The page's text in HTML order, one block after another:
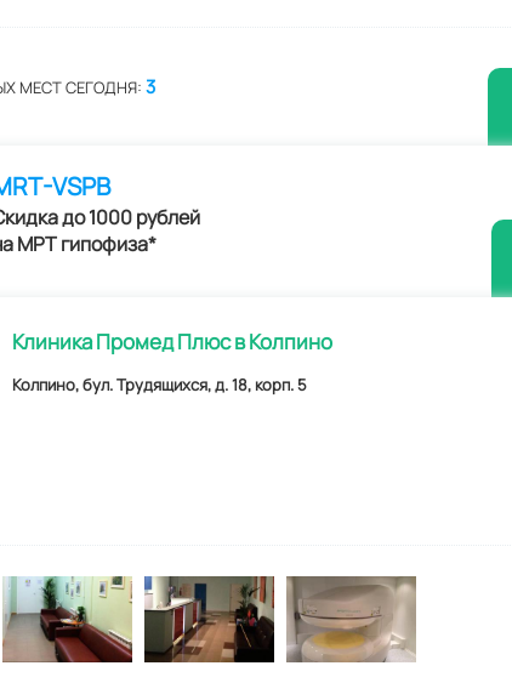
МЕСТ СЕГОДНЯ: 3
VSPB
до 1000 рублей
МРТ гипофиза*
Клиника Промед Плюс в Колпино
Колпино, бул. Трудящихся, д. 18, корп. 5